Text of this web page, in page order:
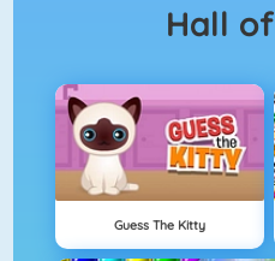
Hall of
Guess The Kitty